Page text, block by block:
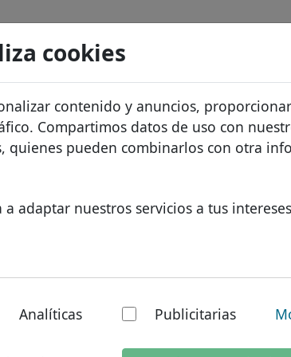
cookies
contenido y anuncios,
Compartimos datos de uso con
quienes pueden combinarlos con otra
adaptar nuestros servicios a tus
Analíticas Publicitarias
Dominios africanos
Dominios asiáticos
Dominios europeos
Dominios norteamericanos
Protección de ID
Alojamiento DNS
WHOIS
Sobre
¿Por qué
Contacto
.kyoto Buscar
TLDs